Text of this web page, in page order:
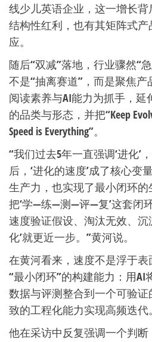
线少儿英语企业，这一增长
结构性红利，也有其矩阵式
应。
随后“双减”落地，行业骤然“
不是“抽离赛道”，而是聚焦
阅读素养与AI能力为抓手，
的品类与形态，并把“Keep
Speed is Everything”。
“我们过去5年一直强调‘进化’
后，‘进化的速度’成了核心变
生产力，也实现了最小闭环
把‘学—练—测—评—复’这套闭
速度验证假设、淘汰无效、沉
化’就更近一步。”黄河说。
在黄河看来，速度不是浮于表
“最小闭环”的构建能力：用AI
数据与评测整合到一个可验
致的工程化能力实现高频迭代。
他在采访中反复强调一个判